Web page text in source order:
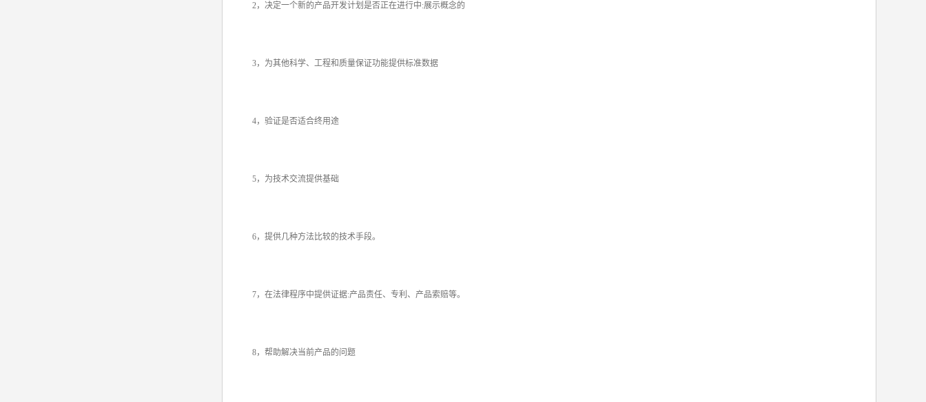
2，决定一个新的产品开发计划是否正在进行中:展示概念的
3，为其他科学、工程和质量保证功能提供标准数据
4，验证是否适合终用途
5，为技术交流提供基础
6，提供几种方法比较的技术手段。
7，在法律程序中提供证据:产品责任、专利、产品索赔等。
8，帮助解决当前产品的问题